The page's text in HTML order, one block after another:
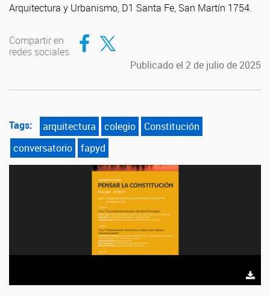
Arquitectura y Urbanismo, D1 Santa Fe, San Martín 1754.
Compartir en
redes sociales
Compartir en Facebook
Compartir en Twitter
Publicado el 2 de julio de 2025
Tags: arquitectura colegio
Constitución
conversatorio
fapyd